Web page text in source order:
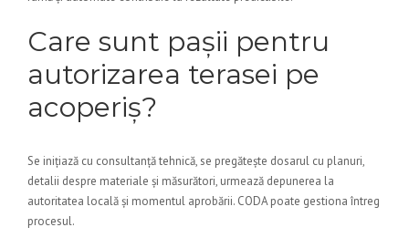
Care sunt pașii pentru
autorizarea terasei pe
acoperiș?
Se inițiază cu consultanță tehnică, se pregătește dosarul cu planuri,
detalii despre materiale și măsurători, urmează depunerea la
autoritatea locală și momentul aprobării. CODA poate gestiona întreg
procesul.